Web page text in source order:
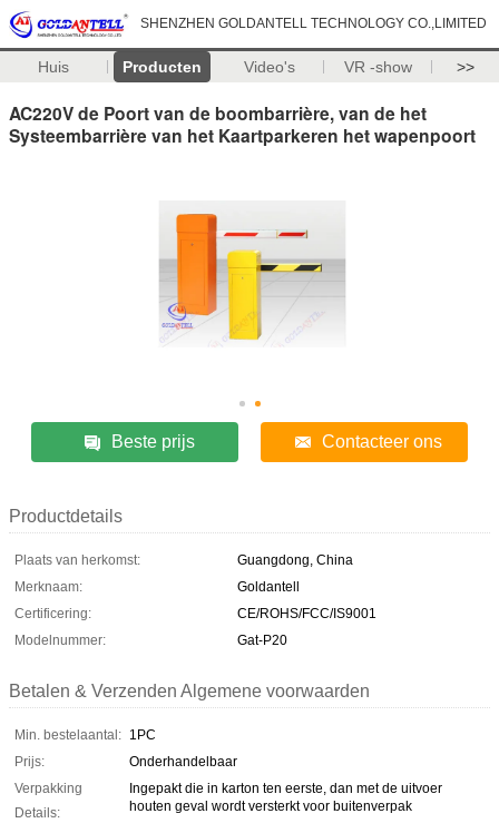
SHENZHEN GOLDANTELL TECHNOLOGY CO.,LIMITED
Huis Producten Video's VR -show >>
AC220V de Poort van de boombarrière, van de het
Systeembarrière van het Kaartparkeren het wapenpoort
Beste prijs Contacteer ons
Productdetails
Plaats van herkomst:
Guangdong, China
Merknaam:
Goldantell
Certificering:
CE/ROHS/FCC/IS9001
Modelnummer:
Gat-P20
Betalen & Verzenden Algemene voorwaarden
Min. bestelaantal: 1PC
Prijs:
Onderhandelbaar
Verpakking
Details:
Ingepakt die in karton ten eerste, dan met de uitvoer
houten geval wordt versterkt voor buitenverpak